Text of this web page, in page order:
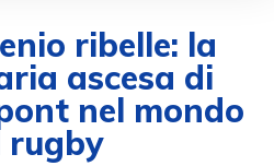
ribelle: la
ascesa di
nel mondo
rugby